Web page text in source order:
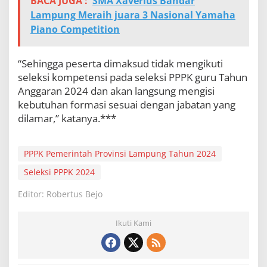
Lampung Meraih juara 3 Nasional Yamaha
Piano Competition
“Sehingga peserta dimaksud tidak mengikuti
seleksi kompetensi pada seleksi PPPK guru Tahun
Anggaran 2024 dan akan langsung mengisi
kebutuhan formasi sesuai dengan jabatan yang
dilamar,” katanya.***
PPPK Pemerintah Provinsi Lampung Tahun 2024
Seleksi PPPK 2024
Editor: Robertus Bejo
Ikuti Kami